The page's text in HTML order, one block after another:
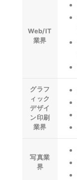
Web/IT
業界
グラフ
ィック
デザイ
ン印刷
業界
写真業
界